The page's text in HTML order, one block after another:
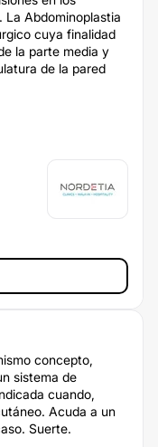
La Abdominoplastia
cuya finalidad
la parte media y
de la pared
concepto,
sistema de
cuando,
Acuda a un
Suerte.